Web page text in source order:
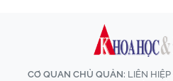
CƠ QUAN CHỦ QUẢN: LIÊN